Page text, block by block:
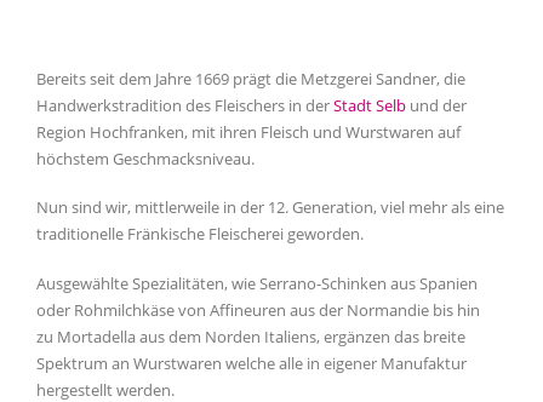
Bereits seit dem Jahre 1669 prägt die Metzgerei Sandner, die
Handwerkstradition des Fleischers in derStadt Selb und der
Region Hochfranken, mit ihren Fleisch und Wurstwaren auf
höchstem Geschmacksniveau.
Nun sind wir, mittlerweile in der 12. Generation, viel mehr als eine
traditionelle Fränkische Fleischerei geworden.
Ausgewählte Spezialitäten, wie Serrano-Schinken aus Spanien
oder Rohmilchkäse von Affineuren aus der Normandie bis hin
zu Mortadella aus dem Norden Italiens, ergänzen das breite
Spektrum an Wurstwaren welche alle in eigener Manufaktur
hergestellt werden.